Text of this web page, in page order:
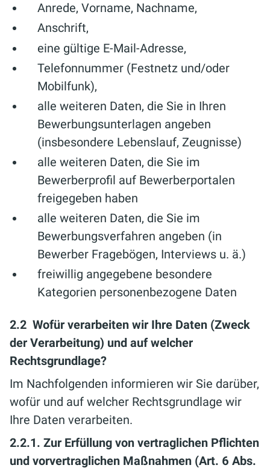
Anrede, Vorname, Nachname,
Anschrift,
eine gültige E-Mail-Adresse,
Telefonnummer (Festnetz und/oder
Mobilfunk),
alle weiteren Daten, die Sie in Ihren
Bewerbungsunterlagen angeben
(insbesondere Lebenslauf, Zeugnisse)
alle weiteren Daten, die Sie im
Bewerberprofil auf Bewerberportalen
freigegeben haben
alle weiteren Daten, die Sie im
Bewerbungsverfahren angeben (in
Bewerber Fragebögen, Interviews u. ä.)
freiwillig angegebene besondere
Kategorien personenbezogene Daten
2.2 Wofür verarbeiten wir Ihre Daten (Zweck
der Verarbeitung) und auf welcher
Rechtsgrundlage?
Im Nachfolgenden informieren wir Sie darüber,
wofür und auf welcher Rechtsgrundlage wir
Ihre Daten verarbeiten.
2.2.1. Zur Erfüllung von vertraglichen Pflichten
und vorvertraglichen Maßnahmen (Art. 6 Abs.